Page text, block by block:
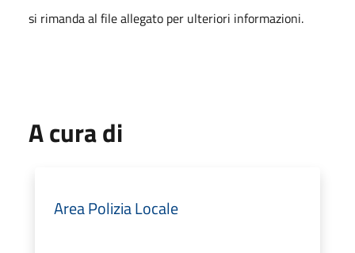
si rimanda al file allegato per ulteriori informazioni.
A cura di
Area Polizia Locale